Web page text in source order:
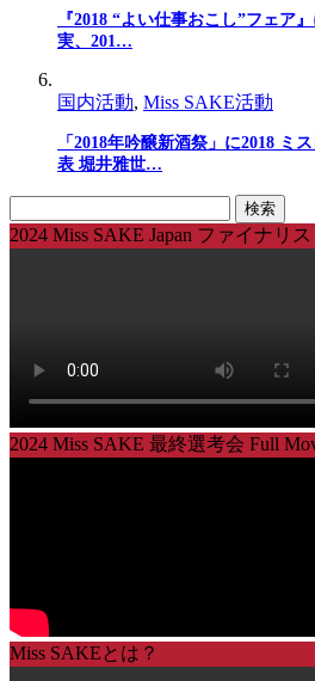
『2018 “よい仕事おこし”フェア
実、201…
国内活動, Miss SAKE活動
「2018年吟醸新酒祭」に2018 ミ
表 堀井雅世…
索:
2024 Miss SAKE Japan ファイナリス
2024 Miss SAKE 最終選考会 Full
Miss SAKEとは？